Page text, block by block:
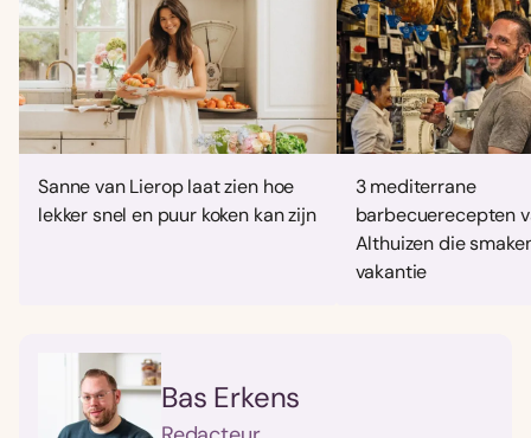
Sanne van Lierop laat zien hoe
lekker snel en puur koken kan zijn
3 mediterrane
barbecuerecepten
Althuizen die
vakantie
Bas Erkens